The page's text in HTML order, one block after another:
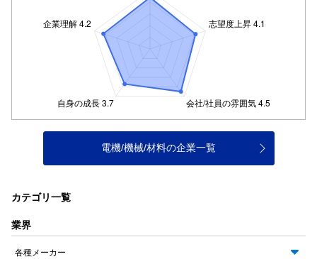
電機/機械/材料の企業一覧
カテゴリ一覧
業界
各種メーカー